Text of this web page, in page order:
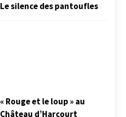
Le silence des pantoufles
« Rouge et le loup » au
Château d’Harcourt